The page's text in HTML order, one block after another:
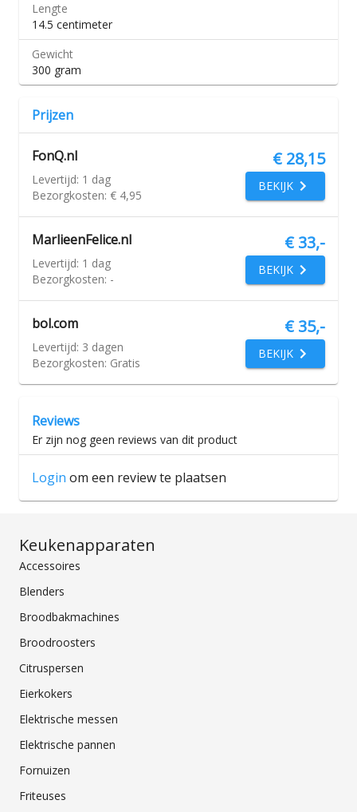
Lengte
14.5 centimeter
Gewicht
300 gram
Prijzen
FonQ.nl € 28,15
BEKIJK
Levertijd: 1 dag
Bezorgkosten: € 4,95
MarlieenFelice.nl € 33,-
BEKIJK
Levertijd: 1 dag
Bezorgkosten: -
bol.com € 35,-
BEKIJK
Levertijd: 3 dagen
Bezorgkosten: Gratis
Reviews
Er zijn nog geen reviews van dit product
Login om een review te plaatsen
Keukenapparaten
Accessoires
Blenders
Broodbakmachines
Broodroosters
Citruspersen
Eierkokers
Elektrische messen
Elektrische pannen
Fornuizen
Friteuses